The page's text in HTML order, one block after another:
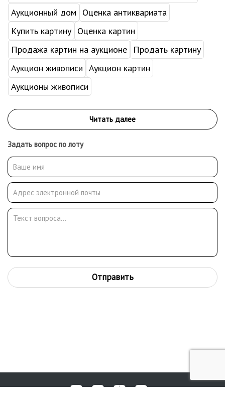
Аукционный дом
Оценка антиквариата
Купить картину Оценка картин
Продажа картин на аукционе
Продать картину
Аукцион живописи Аукцион картин
Аукционы живописи
Задать вопрос по лоту
Отправить